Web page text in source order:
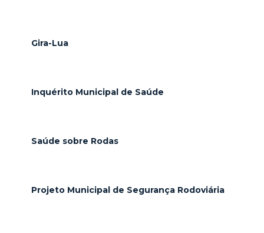
Gira-Lua
Inquérito Municipal de Saúde
Saúde sobre Rodas
Projeto Municipal de Segurança Rodoviária